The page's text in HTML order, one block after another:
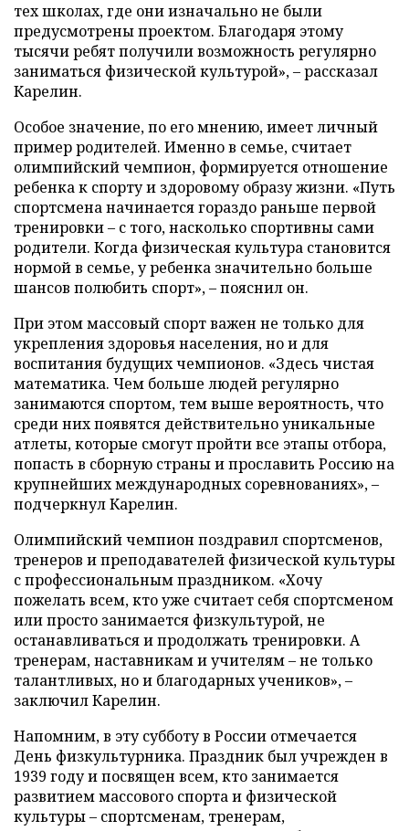
тех школах, где они изначально не были
предусмотрены проектом. Благодаря этому
тысячи ребят получили возможность регулярно
заниматься физической культурой», – рассказал
Карелин.
Особое значение, по его мнению, имеет личный
пример родителей. Именно в семье, считает
олимпийский чемпион, формируется отношение
ребенка к спорту и здоровому образу жизни. «Путь
спортсмена начинается гораздо раньше первой
тренировки – с того, насколько спортивны сами
родители. Когда физическая культура становится
нормой в семье, у ребенка значительно больше
шансов полюбить спорт», – пояснил он.
При этом массовый спорт важен не только для
укрепления здоровья населения, но и для
воспитания будущих чемпионов. «Здесь чистая
математика. Чем больше людей регулярно
занимаются спортом, тем выше вероятность, что
среди них появятся действительно уникальные
атлеты, которые смогут пройти все этапы отбора,
попасть в сборную страны и прославить Россию на
крупнейших международных соревнованиях», –
подчеркнул Карелин.
Олимпийский чемпион поздравил спортсменов,
тренеров и преподавателей физической культуры
с профессиональным праздником. «Хочу
пожелать всем, кто уже считает себя спортсменом
или просто занимается физкультурой, не
останавливаться и продолжать тренировки. А
тренерам, наставникам и учителям – не только
талантливых, но и благодарных учеников», –
заключил Карелин.
Напомним, в эту субботу в России отмечается
День физкультурника. Праздник был учрежден в
1939 году и посвящен всем, кто занимается
развитием массового спорта и физической
культуры – спортсменам, тренерам,